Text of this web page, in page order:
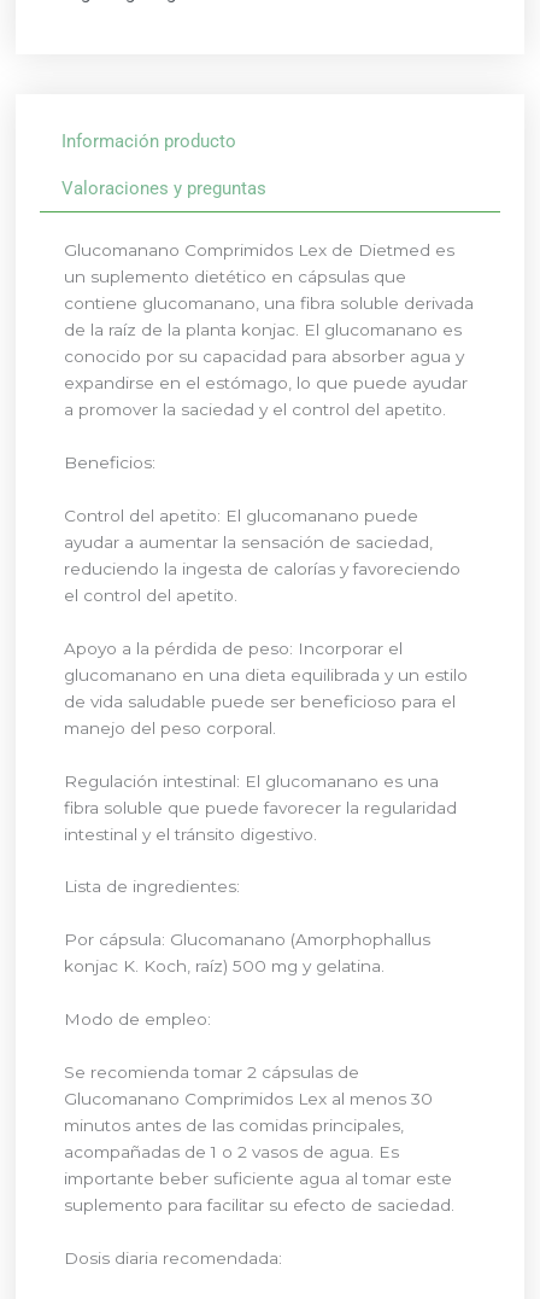
Información producto
Valoraciones y preguntas
Glucomanano Comprimidos Lex de Dietmed es
un suplemento dietético en cápsulas que
contiene glucomanano, una fibra soluble derivada
de la raíz de la planta konjac. El glucomanano es
conocido por su capacidad para absorber agua y
expandirse en el estómago, lo que puede ayudar
a promover la saciedad y el control del apetito.
Beneficios:
Control del apetito: El glucomanano puede
ayudar a aumentar la sensación de saciedad,
reduciendo la ingesta de calorías y favoreciendo
el control del apetito.
Apoyo a la pérdida de peso: Incorporar el
glucomanano en una dieta equilibrada y un estilo
de vida saludable puede ser beneficioso para el
manejo del peso corporal.
Regulación intestinal: El glucomanano es una
fibra soluble que puede favorecer la regularidad
intestinal y el tránsito digestivo.
Lista de ingredientes:
Por cápsula: Glucomanano (Amorphophallus
konjac K. Koch, raíz) 500 mg y gelatina.
Modo de empleo:
Se recomienda tomar 2 cápsulas de
Glucomanano Comprimidos Lex al menos 30
minutos antes de las comidas principales,
acompañadas de 1 o 2 vasos de agua. Es
importante beber suficiente agua al tomar este
suplemento para facilitar su efecto de saciedad.
Dosis diaria recomendada: